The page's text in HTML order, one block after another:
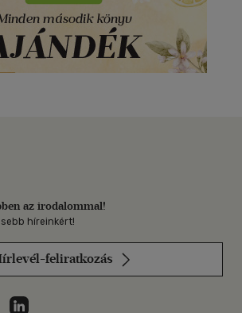
az irodalommal!
híreinkért!
feliratkozás
on
az Instagramon
Libri a LinkedInen